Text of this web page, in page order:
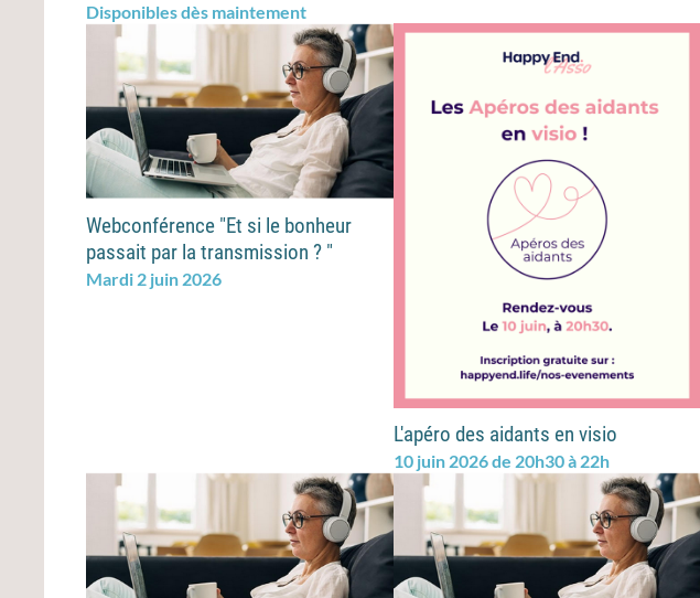
Disponibles dès maintement
Webconférence "Et si le bonheur
passait par la transmission ? "
Mardi 2 juin 2026
L'apéro des aidants en visio
10 juin 2026 de 20h30 à 22h